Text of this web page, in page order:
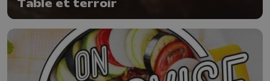
Table et terroir